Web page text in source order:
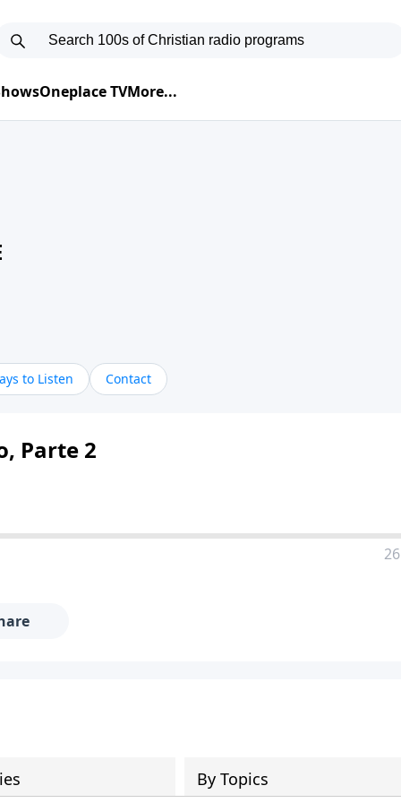
Oneplace TVMore...
to Listen Contact
Parte 2
By Topics